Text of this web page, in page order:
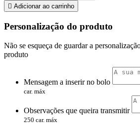
 Adicionar ao carrinho
Personalização do produto
Não se esqueça de guardar a
produto
Mensagem a inserir no bolo
car. máx
Observações que queira transmitir
250 car. máx